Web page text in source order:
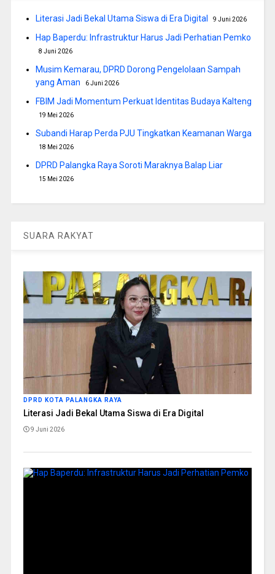
Literasi Jadi Bekal Utama Siswa di Era Digital 9 Juni 2026
Hap Baperdu: Infrastruktur Harus Jadi Perhatian Pemko
8 Juni 2026
Musim Kemarau, DPRD Dorong Pengelolaan Sampah
yang Aman
6 Juni 2026
FBIM Jadi Momentum Perkuat Identitas Budaya Kalteng
19 Mei 2026
Subandi Harap Perda PJU Tingkatkan Keamanan Warga
18 Mei 2026
DPRD Palangka Raya Soroti Maraknya Balap Liar
15 Mei 2026
SUARA RAKYAT
DPRD KOTA PALANGKA RAYA
Literasi Jadi Bekal Utama Siswa di Era Digital
9 Juni 2026